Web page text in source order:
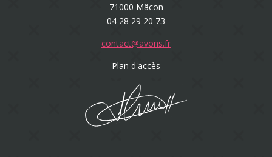
71000 Mâcon
04 28 29 20 73
contact@avons.fr
Plan d'accès